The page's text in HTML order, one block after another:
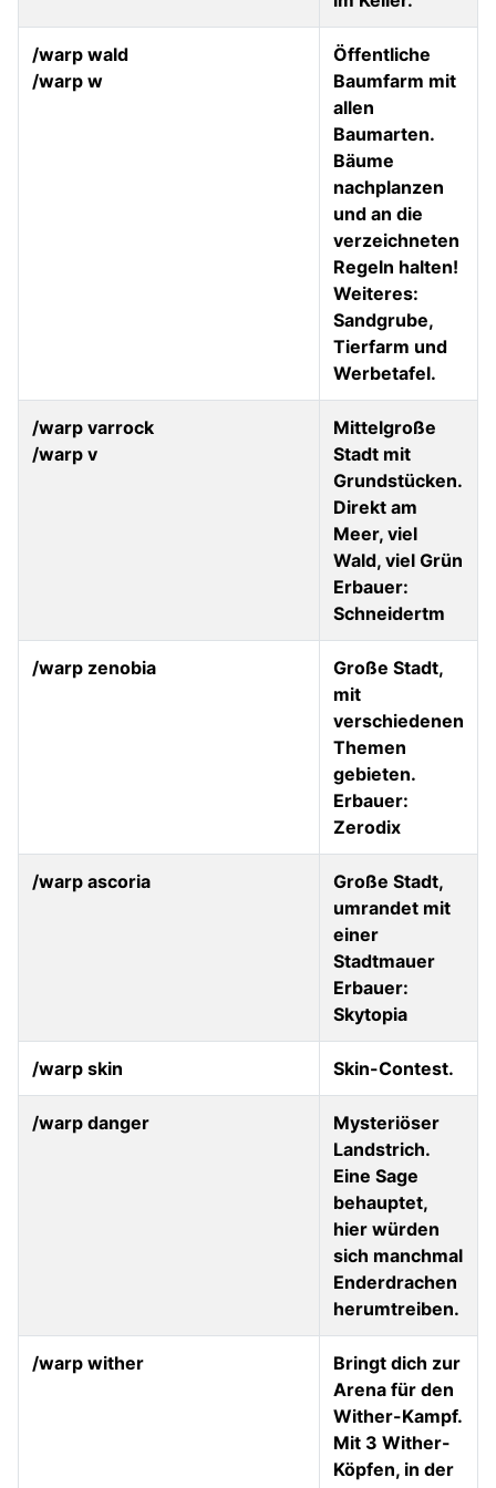
/warp wald
/warp w
Öffentliche
Baumfarm mit
allen
Baumarten.
Bäume
nachplanzen
und an die
verzeichneten
Regeln halten!
Weiteres:
Sandgrube,
Tierfarm und
Werbetafel.
/warp varrock
/warp v
Mittelgroße
Stadt mit
Grundstücken.
Direkt am
Meer, viel
Wald, viel Grün
Erbauer:
Schneidertm
/warp zenobia
Große Stadt,
mit
verschiedenen
Themen
gebieten.
Erbauer:
Zerodix
/warp ascoria
Große Stadt,
umrandet mit
einer
Stadtmauer
Erbauer:
Skytopia
/warp skin Skin-Contest.
/warp danger
Mysteriöser
Landstrich.
Eine Sage
behauptet,
hier würden
sich manchmal
Enderdrachen
herumtreiben.
/warp wither
Bringt dich zur
Arena für den
Wither-Kampf.
Mit 3 Wither-
Köpfen, in der